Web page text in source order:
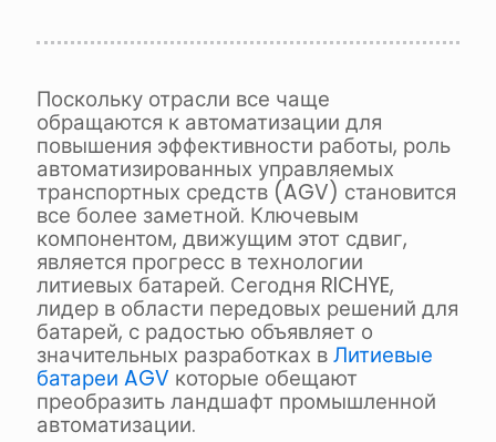
Поскольку отрасли все чаще
обращаются к автоматизации для
повышения эффективности работы, роль
автоматизированных управляемых
транспортных средств (AGV) становится
все более заметной. Ключевым
компонентом, движущим этот сдвиг,
является прогресс в технологии
литиевых батарей. Сегодня RICHYE,
лидер в области передовых решений для
батарей, с радостью объявляет о
значительных разработках вЛитиевые
батареи AGV которые обещают
преобразить ландшафт промышленной
автоматизации.